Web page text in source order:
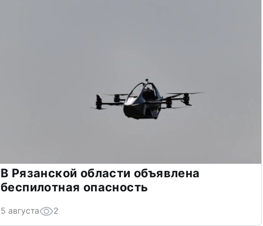
В Рязанской области объявлена
беспилотная опасность
5 августа 2